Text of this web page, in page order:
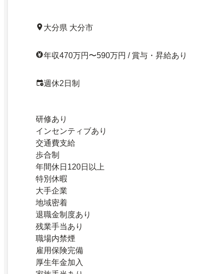
大分県 大分市
年収470万円〜590万円 / 賞与・昇給あり
週休2日制
研修あり
インセンティブあり
交通費支給
歩合制
年間休日120日以上
特別休暇
大手企業
地域密着
退職金制度あり
残業手当あり
職場内禁煙
雇用保険完備
厚生年金加入